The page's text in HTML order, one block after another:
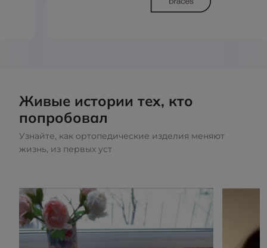
Живые истории тех, кто
попробовал
Узнайте, как ортопедические изделия меняют
жизнь, из первых уст